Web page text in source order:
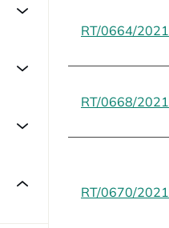
RT/0664/2021
RT/0668/2021
RT/0670/2021